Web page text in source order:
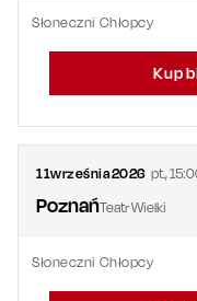
Słoneczni Chłopcy
Kup
11września2026 pt.,
PoznańTeatr Wielki
Słoneczni Chłopcy